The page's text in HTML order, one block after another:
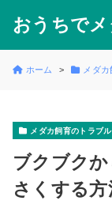
おうちでメ
ホーム メダ
メダカ飼育のトラブル
ブクブク
さくする方